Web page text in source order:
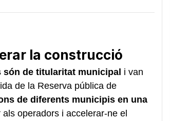
la construcció
són de titularitat municipal i van
de la Reserva pública de
de diferents municipis en una
operadors i accelerar-ne el